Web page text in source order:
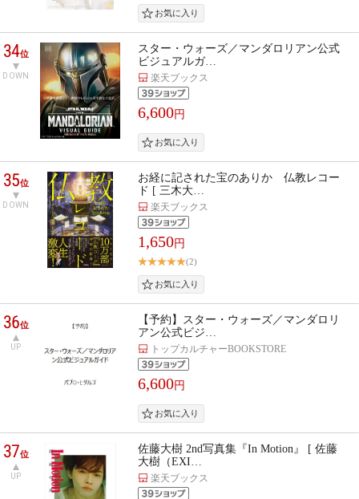
34位
DOWN
スター・ウォーズ／マンダロリアン公式
ビジュアルガ…
楽天ブックス
6,600円
35位
DOWN
お経に記された宝のありか 仏教レコー
ド [ 三木大…
楽天ブックス
1,650円
(2)
36位
UP
【予約】スター・ウォーズ／マンダロリ
アン公式ビジ…
トップカルチャーBOOKSTORE
6,600円
37位
UP
佐藤大樹 2nd写真集『In Motion』 [ 佐藤
大樹（EXI…
楽天ブックス